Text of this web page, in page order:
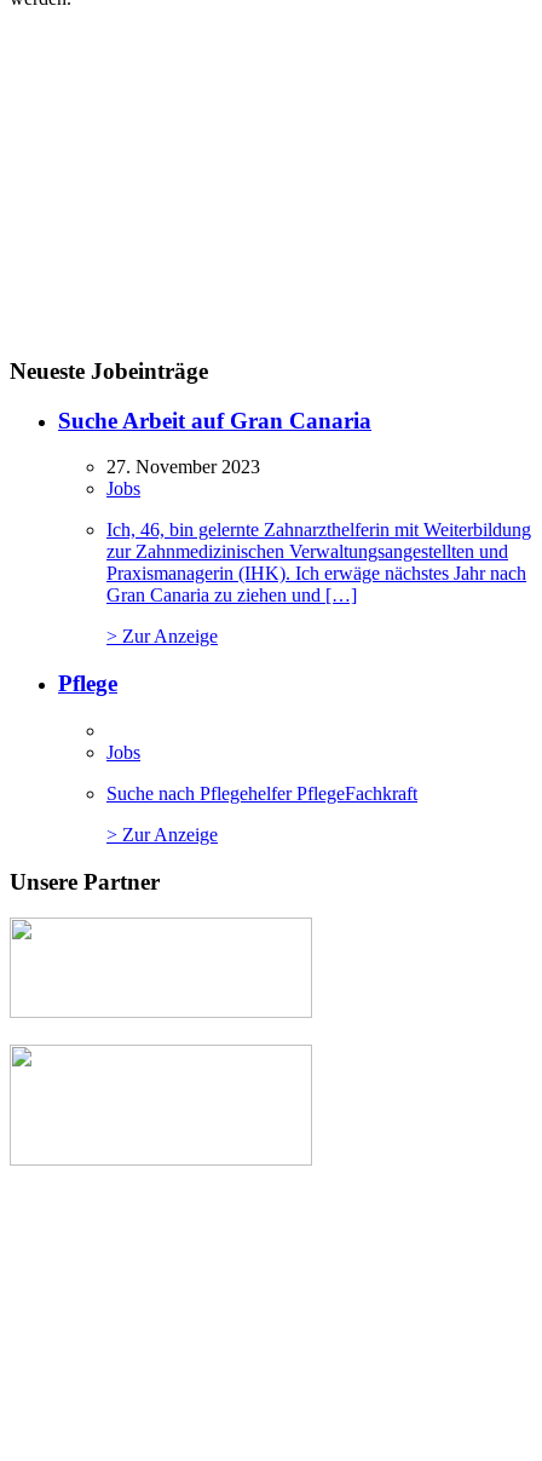
Neueste Jobeinträge
Suche Arbeit auf Gran Canaria
27. November 2023
Jobs
Ich, 46, bin gelernte Zahnarzthelferin mit Weiterbildung
zur Zahnmedizinischen Verwaltungsangestellten und
Praxismanagerin (IHK). Ich erwäge nächstes Jahr nach
Gran Canaria zu ziehen und […]
> Zur Anzeige
Pflege
Jobs
Suche nach Pflegehelfer PflegeFachkraft
> Zur Anzeige
Unsere Partner